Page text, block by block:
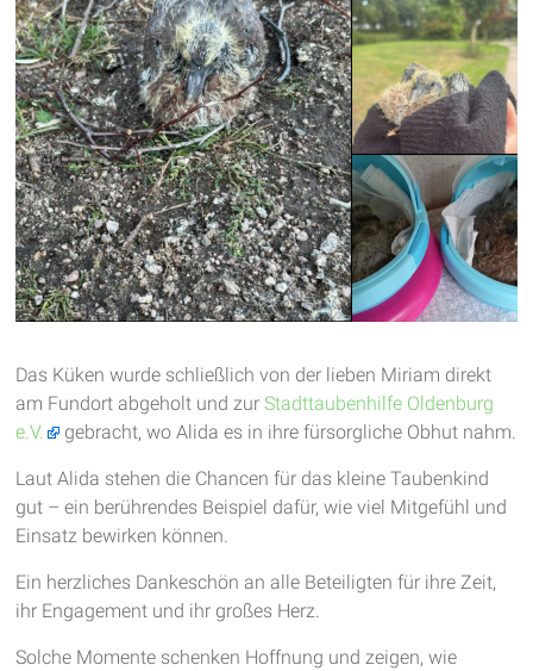
Das Küken wurde schließlich von der lieben Miriam direkt
am Fundort abgeholt und zurStadttaubenhilfe Oldenburg
e.V.
gebracht, wo Alida es in ihre fürsorgliche Obhut nahm.
Laut Alida stehen die Chancen für das kleine Taubenkind
gut – ein berührendes Beispiel dafür, wie viel Mitgefühl und
Einsatz bewirken können.
Ein herzliches Dankeschön an alle Beteiligten für ihre Zeit,
ihr Engagement und ihr großes Herz.
Solche Momente schenken Hoffnung und zeigen, wie